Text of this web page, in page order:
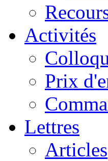
Activités
Prix
Lettres
Articles